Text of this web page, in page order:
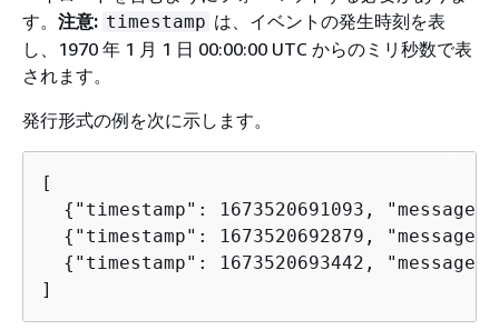
す。 注意: timestamp は、イベントの発生時刻を表
し、1970 年 1 月 1 日 00:00:00 UTC からのミリ秒数で表
されます。
発行形式の例を次に示します。
[
{ "timestamp": 1673520691093,
{ "timestamp": 1673520692879,
{ "timestamp": 1673520693442,
]